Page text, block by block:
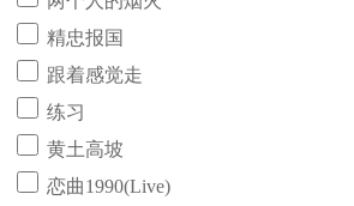
精忠报国
跟着感觉走
练习
黄土高坡
恋曲1990(Live)